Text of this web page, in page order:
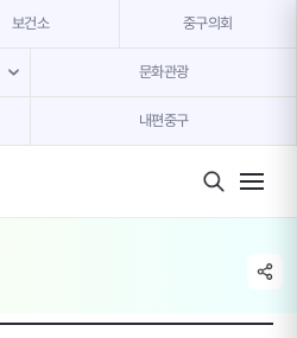
보건소 중구의회
문화관광
내편중구
share